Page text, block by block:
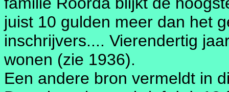
juist 10 gulden meer dan het
inschrijvers.... Vierendertig
wonen (zie 1936).
Een andere bron vermeldt in